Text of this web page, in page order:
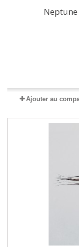
Ajouter au